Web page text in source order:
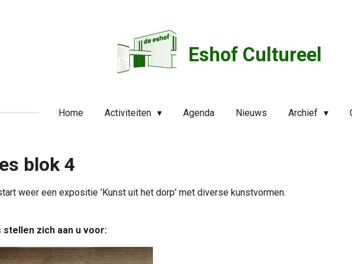
Eshof Cultureel
Home Activiteiten Agenda Nieuws Archief
blok 4
weer een expositie 'Kunst uit het dorp' met diverse kunstvormen.
stellen zich aan u voor: